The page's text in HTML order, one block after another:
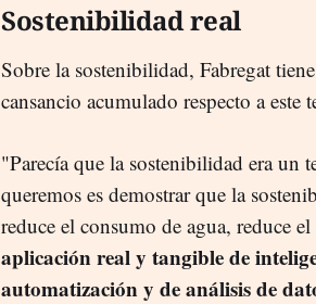
Sostenibilidad real
Sobre la sostenibilidad, Fabregat
cansancio acumulado respecto a este
"Parecía que la sostenibilidad era un
queremos es demostrar que la
reduce el consumo de agua, reduce
aplicación real y tangible de
automatización y de análisis de